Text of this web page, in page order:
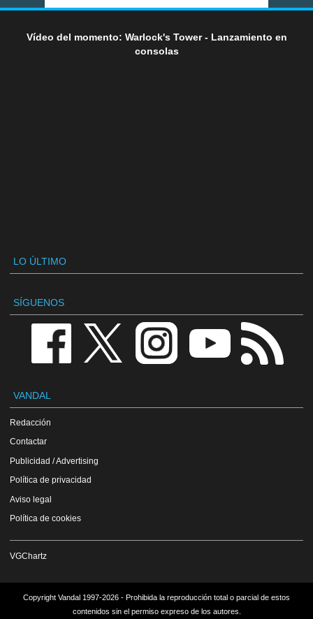
Vídeo del momento: Warlock's Tower - Lanzamiento en
consolas
LO ÚLTIMO
SÍGUENOS
VANDAL
Redacción
Contactar
Publicidad / Advertising
Política de privacidad
Aviso legal
Política de cookies
VGChartz
Copyright Vandal 1997-2026 - Prohibida la reproducción total o parcial de estos
contenidos sin el permiso expreso de los autores.